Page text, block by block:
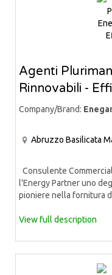
Agenti
Rinnovabili -
Company/Brand:
Abruzzo Basilicata
Consulente
l'Energy Partner uno
pioniere nella fornitura
View full description